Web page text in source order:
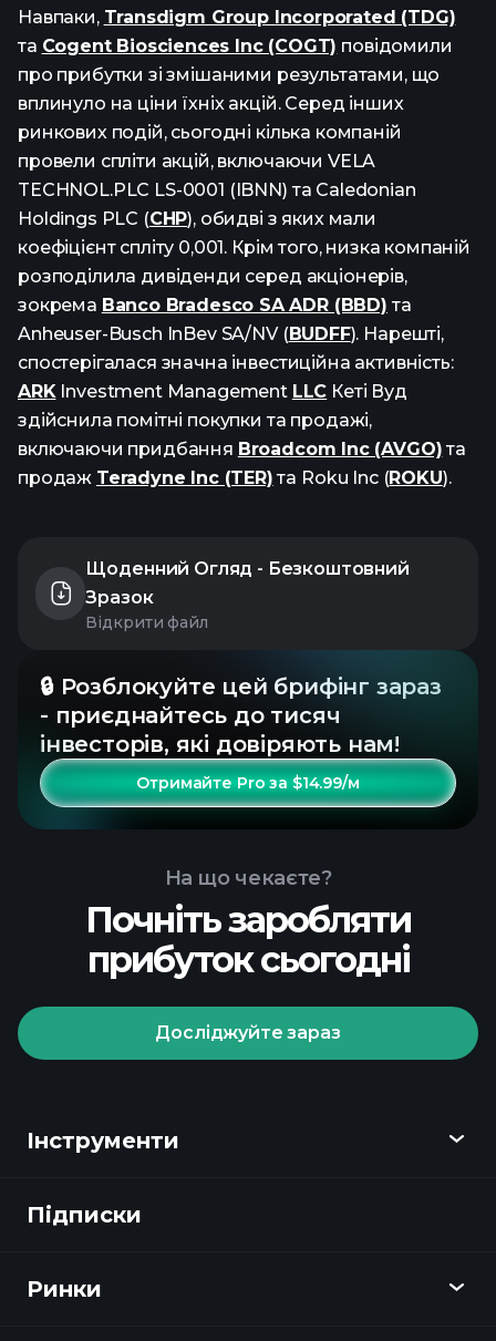
Навпаки, Transdigm Group Incorporated (TDG)
та Cogent Biosciences Inc (COGT) повідомили
про прибутки зі змішаними результатами, що
вплинуло на ціни їхніх акцій. Серед інших
ринкових подій, сьогодні кілька компаній
провели спліти акцій, включаючи VELA
TECHNOL.PLC LS-0001 (IBNN) та Caledonian
Holdings PLC (CHP), обидві з яких мали
коефіцієнт спліту 0,001. Крім того, низка компаній
розподілила дивіденди серед акціонерів,
зокрема Banco Bradesco SA ADR (BBD) та
Anheuser-Busch InBev SA/NV (BUDFF). Нарешті,
спостерігалася значна інвестиційна активність:
ARKInvestment Management LLC Кеті Вуд
здійснила помітні покупки та продажі,
включаючи придбання Broadcom Inc (AVGO)та
продаж Teradyne Inc (TER)та Roku Inc (ROKU).
Щоденний Огляд - Безкоштовний
Зразок
Відкрити файл
🔒 Розблокуйте цей брифінг зараз
- приєднайтесь до тисяч
інвесторів, які довіряють нам!
Отримайте Pro за $14.99/м
На що чекаєте?
Почніть заробляти
прибуток сьогодні
Досліджуйте зараз
Інструменти
Огляд
Підписки
Ринки